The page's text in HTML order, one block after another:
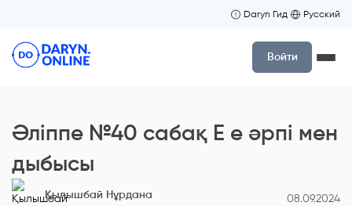
Daryn Гид Русский
Войти
Әліппе №40 сабақ Е е әрпі мен
дыбысы
Қылышбай Нұрдана 08.09.2024